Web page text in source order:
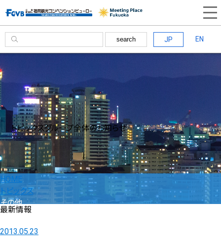
search JP EN
トピックスグループ全体のお知らせ
HOME
トピックス
その他
最新情報
2013.05.23